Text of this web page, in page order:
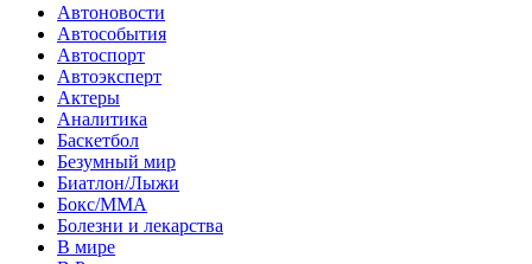
Автоновости
Автособытия
Автоспорт
Автоэксперт
Актеры
Аналитика
Баскетбол
Безумный мир
Биатлон/Лыжи
Бокс/MMA
Болезни и лекарства
В мире